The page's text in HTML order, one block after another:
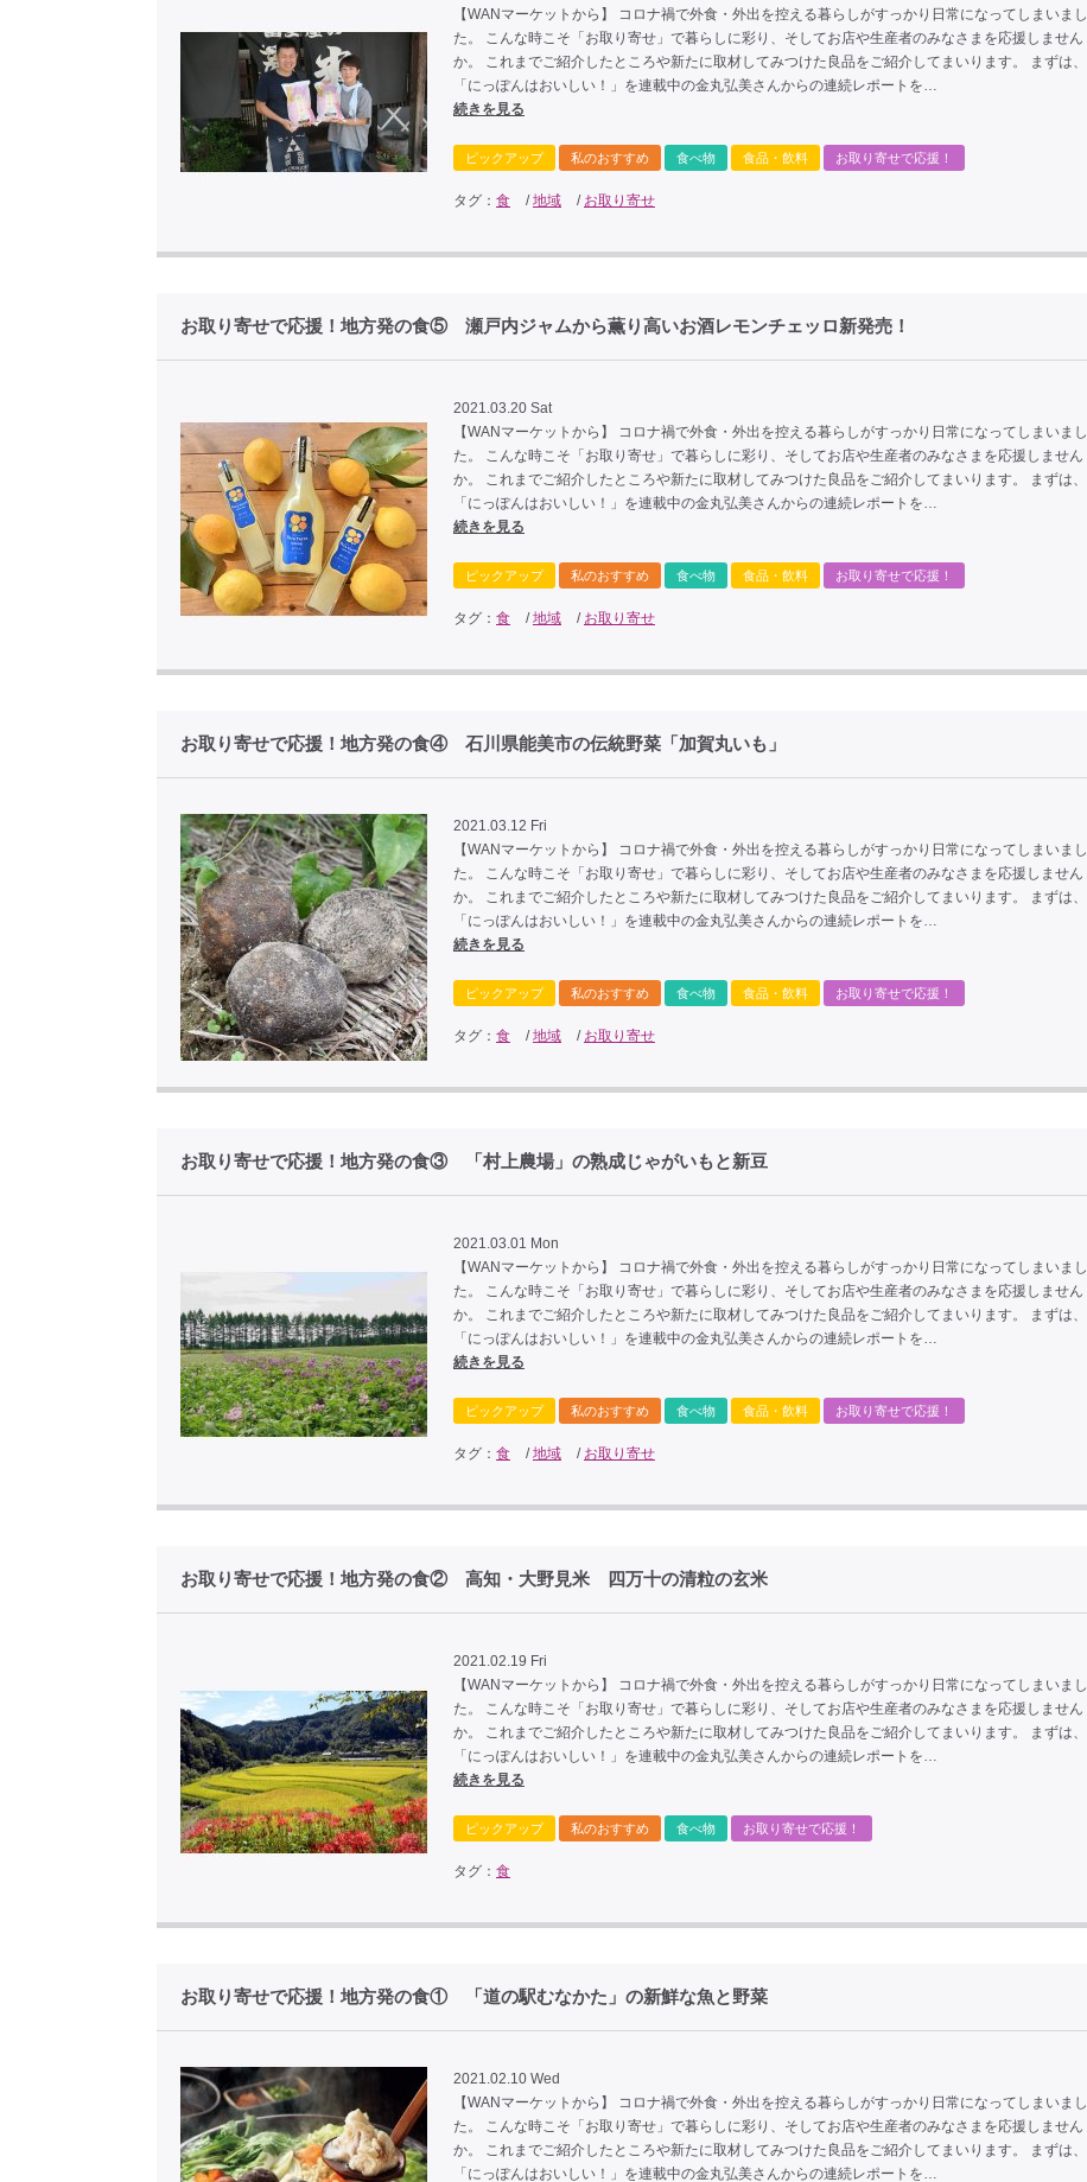
【WANマーケットから】 コロナ禍で外食・外出を控える暮らしがすっかり日常になってしまいまし
た。 こんな時こそ「お取り寄せ」で暮らしに彩り、そしてお店や生産者のみなさまを応援しません
か。 これまでご紹介したところや新たに取材してみつけた良品をご紹介してまいります。 まずは、
「にっぽんはおいしい！」を連載中の金丸弘美さんからの連続レポートを…
続きを見る
ピックアップ 私のおすすめ 食べ物 食品・飲料 お取り寄せで応援！
タグ： 食 /地域 / お取り寄せ
お取り寄せで応援！地方発の食⑤ 瀬戸内ジャムから薫り高いお酒レモンチェッロ新発売！
2021.03.20 Sat
【WANマーケットから】 コロナ禍で外食・外出を控える暮らしがすっかり日常になってしまいまし
た。 こんな時こそ「お取り寄せ」で暮らしに彩り、そしてお店や生産者のみなさまを応援しません
か。 これまでご紹介したところや新たに取材してみつけた良品をご紹介してまいります。 まずは、
「にっぽんはおいしい！」を連載中の金丸弘美さんからの連続レポートを…
続きを見る
ピックアップ 私のおすすめ 食べ物 食品・飲料 お取り寄せで応援！
タグ： 食 /地域 / お取り寄せ
お取り寄せで応援！地方発の食④ 石川県能美市の伝統野菜「加賀丸いも」
2021.03.12 Fri
【WANマーケットから】 コロナ禍で外食・外出を控える暮らしがすっかり日常になってしまいまし
た。 こんな時こそ「お取り寄せ」で暮らしに彩り、そしてお店や生産者のみなさまを応援しません
か。 これまでご紹介したところや新たに取材してみつけた良品をご紹介してまいります。 まずは、
「にっぽんはおいしい！」を連載中の金丸弘美さんからの連続レポートを…
続きを見る
ピックアップ 私のおすすめ 食べ物 食品・飲料 お取り寄せで応援！
タグ： 食 /地域 / お取り寄せ
お取り寄せで応援！地方発の食③ 「村上農場」の熟成じゃがいもと新豆
2021.03.01 Mon
【WANマーケットから】 コロナ禍で外食・外出を控える暮らしがすっかり日常になってしまいまし
た。 こんな時こそ「お取り寄せ」で暮らしに彩り、そしてお店や生産者のみなさまを応援しません
か。 これまでご紹介したところや新たに取材してみつけた良品をご紹介してまいります。 まずは、
「にっぽんはおいしい！」を連載中の金丸弘美さんからの連続レポートを…
続きを見る
ピックアップ 私のおすすめ 食べ物 食品・飲料 お取り寄せで応援！
タグ： 食 /地域 / お取り寄せ
お取り寄せで応援！地方発の食② 高知・大野見米 四万十の清粒の玄米
2021.02.19 Fri
【WANマーケットから】 コロナ禍で外食・外出を控える暮らしがすっかり日常になってしまいまし
た。 こんな時こそ「お取り寄せ」で暮らしに彩り、そしてお店や生産者のみなさまを応援しません
か。 これまでご紹介したところや新たに取材してみつけた良品をご紹介してまいります。 まずは、
「にっぽんはおいしい！」を連載中の金丸弘美さんからの連続レポートを…
続きを見る
ピックアップ 私のおすすめ 食べ物 お取り寄せで応援！
タグ： 食
お取り寄せで応援！地方発の食① 「道の駅むなかた」の新鮮な魚と野菜
2021.02.10 Wed
【WANマーケットから】 コロナ禍で外食・外出を控える暮らしがすっかり日常になってしまいまし
た。 こんな時こそ「お取り寄せ」で暮らしに彩り、そしてお店や生産者のみなさまを応援しません
か。 これまでご紹介したところや新たに取材してみつけた良品をご紹介してまいります。 まずは、
「にっぽんはおいしい！」を連載中の金丸弘美さんからの連続レポートを…